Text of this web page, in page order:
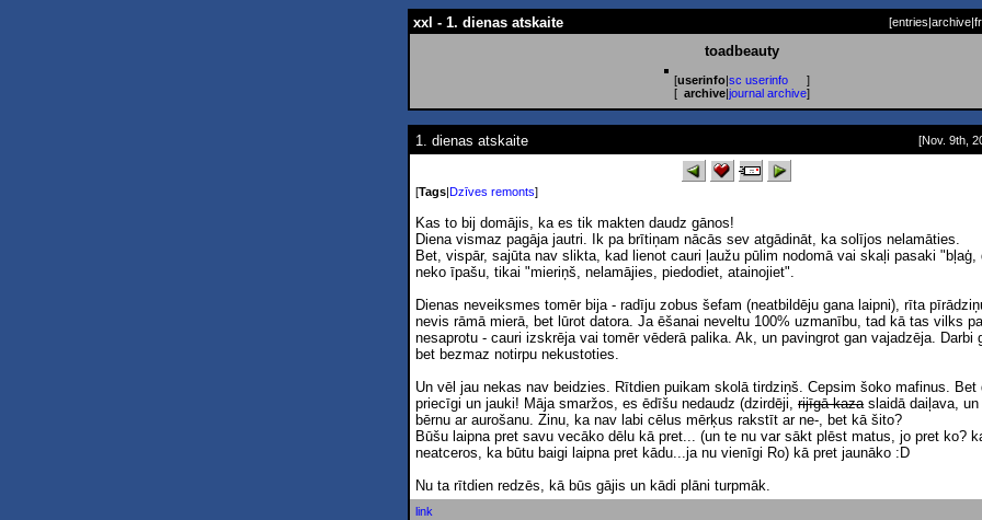
xxl - 1. dienas atskaite [entries|archive|
toadbeauty
[userinfo| sc userinfo
]
[ archive| journal archive]
1. dienas atskaite [Nov. 9th,
[Tags Dzīves remonts]
Kas to bij domājis, ka es tik makten daudz gānos!
Diena vismaz pagāja jautri. Ik pa brītiņam nācās sev atgādināt, ka solījos nelamāties.
Bet, vispār, sajūta nav slikta, kad lienot cauri ļaužu pūlim nodomā vai skaļi pasaki "bļaģ,
neko īpašu, tikai "mieriņš, nelamājies, piedodiet, atainojiet".
Dienas neveiksmes tomēr bija - radīju zobus šefam (neatbildēju gana laipni), rīta
nevis rāmā mierā, bet lūrot datora. Ja ēšanai neveltu 100% uzmanību, tad kā tas vilks
nesaprotu - cauri izskrēja vai tomēr vēderā palika. Ak, un pavingrot gan vajadzēja. Darbi
bet bezmaz notirpu nekustoties.
Un vēl jau nekas nav beidzies. Rītdien puikam skolā tirdziņš. Cepsim šoko mafinus. Bet
priecīgi un jauki! Māja smaržos, es ēdīšu nedaudz (dzirdēji, rijīgā kazaslaidā daiļava, un
bērnu ar aurošanu. Zinu, ka nav labi cēlus mērķus rakstīt ar ne-, bet kā šito?
Būšu laipna pret savu vecāko dēlu kā pret... (un te nu var sākt plēst matus, jo pret ko?
neatceros, ka būtu baigi laipna pret kādu...ja nu vienīgi Ro) kā pret jaunāko :D
Nu ta rītdien redzēs, kā būs gājis un kādi plāni turpmāk.
link